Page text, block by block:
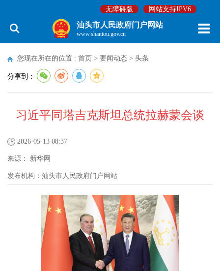
无障碍版 网站支持IPV6
汕头市人民政府门户网站
www.shantou.gov.cn
您现在所在的位置 : 首页 > 要闻动态 > 头条
分享到：
习近平同塔吉克斯坦总统拉赫蒙会谈
2026-05-13 08:37
来源： 新华网
发布机构： 汕头市人民政府门户网站